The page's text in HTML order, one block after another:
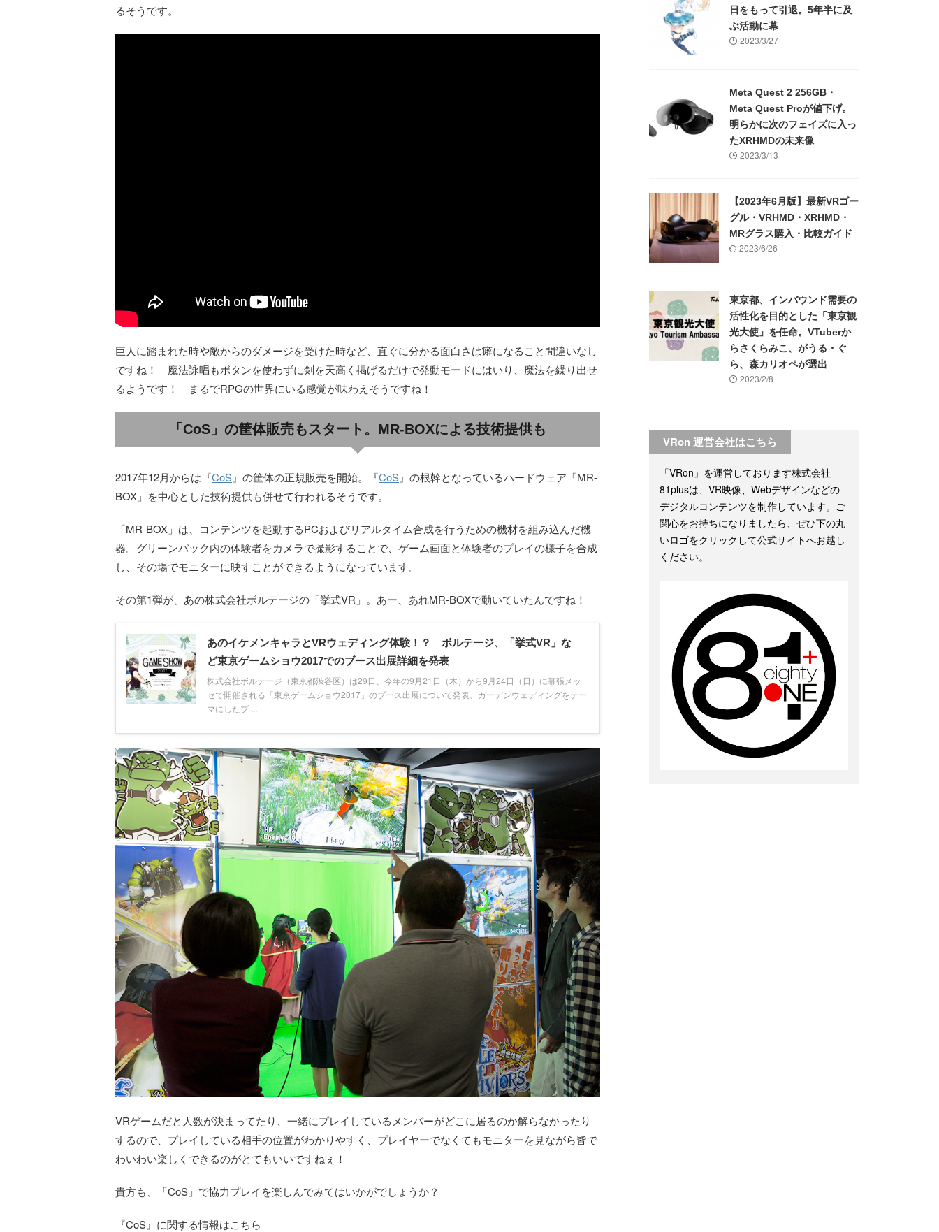
るそうです。
巨人に踏まれた時や敵からのダメージを受けた時など、直ぐに分かる面白さは癖になること間違いなし
ですね！ 魔法詠唱もボタンを使わずに剣を天高く掲げるだけで発動モードにはいり、魔法を繰り出せ
るようです！ まるでRPGの世界にいる感覚が味わえそうですね！
「CoS」の筐体販売もスタート。MR-BOXによる技術提供も
2017年12月からは『CoS』の筐体の正規販売を開始。『CoS』の根幹となっているハードウェア「MR-
BOX」を中心とした技術提供も併せて行われるそうです。
「MR-BOX」は、コンテンツを起動するPCおよびリアルタイム合成を行うための機材を組み込んだ機
器。グリーンバック内の体験者をカメラで撮影することで、ゲーム画面と体験者のプレイの様子を合成
し、その場でモニターに映すことができるようになっています。
その第1弾が、あの株式会社ボルテージの「挙式VR」。あー、あれMR-BOXで動いていたんですね！
あのイケメンキャラとVRウェディング体験！？ ボルテージ、「挙式VR」な
ど東京ゲームショウ2017でのブース出展詳細を発表
株式会社ボルテージ（東京都渋谷区）は29日、今年の9月21日（木）から9月24日（日）に幕張メッ
セで開催される「東京ゲームショウ2017」のブース出展について発表、ガーデンウェディングをテー
マにしたブ ...
VRゲームだと人数が決まってたり、一緒にプレイしているメンバーがどこに居るのか解らなかったり
するので、プレイしている相手の位置がわかりやすく、プレイヤーでなくてもモニターを見ながら皆で
わいわい楽しくできるのがとてもいいですねぇ！
貴方も、「CoS」で協力プレイを楽しんでみてはいかがでしょうか？
『CoS』に関する情報はこちら
日をもって引退。5年半に及
ぶ活動に幕
2023/3/27
Meta Quest 2 256GB・
Meta Quest Proが値下げ。
明らかに次のフェイズに入っ
たXRHMDの未来像
2023/3/13
【2023年6月版】最新VRゴー
グル・VRHMD・XRHMD・
MRグラス購入・比較ガイド
2023/6/26
東京都、インバウンド需要の
活性化を目的とした「東京観
光大使」を任命。VTuberか
らさくらみこ、がうる・ぐ
ら、森カリオペが選出
2023/2/8
VRon 運営会社はこちら
「VRon」を運営しております株式会社
81plusは、VR映像、Webデザインなどの
デジタルコンテンツを制作しています。ご
関心をお持ちになりましたら、ぜひ下の丸
いロゴをクリックして公式サイトへお越し
ください。